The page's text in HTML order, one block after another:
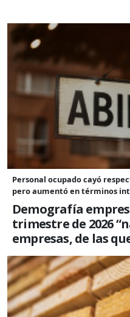
Personal ocupado cayó
pero aumentó en términos
Demografía
trimestre de 2026
empresas, de las